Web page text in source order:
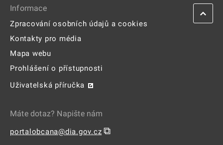
Informace
Zpracování osobních údajů a cookies
Kontakty pro média
Mapa webu
Prohlášení o přístupnosti
Uživatelská příručka
Máte dotaz? Napište nám
portalobcana@dia.gov.cz ⧉